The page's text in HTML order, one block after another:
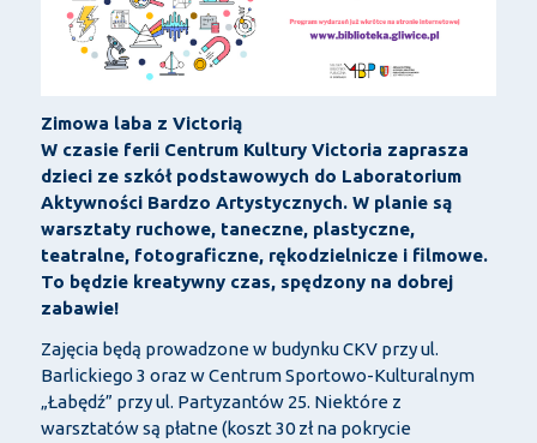
Zimowa laba z Victorią
W czasie ferii Centrum Kultury Victoria zaprasza
dzieci ze szkół podstawowych do Laboratorium
Aktywności Bardzo Artystycznych. W planie są
warsztaty ruchowe, taneczne, plastyczne,
teatralne, fotograficzne, rękodzielnicze i filmowe.
To będzie kreatywny czas, spędzony na dobrej
zabawie!
Zajęcia będą prowadzone w budynku CKV przy ul.
Barlickiego 3 oraz w Centrum Sportowo-Kulturalnym
„Łabędź” przy ul. Partyzantów 25. Niektóre z
warsztatów są płatne (koszt 30 zł na pokrycie